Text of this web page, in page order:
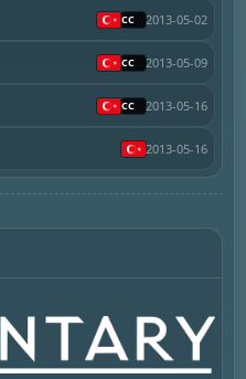
2013-05-02
2013-05-09
2013-05-16
2013-05-16